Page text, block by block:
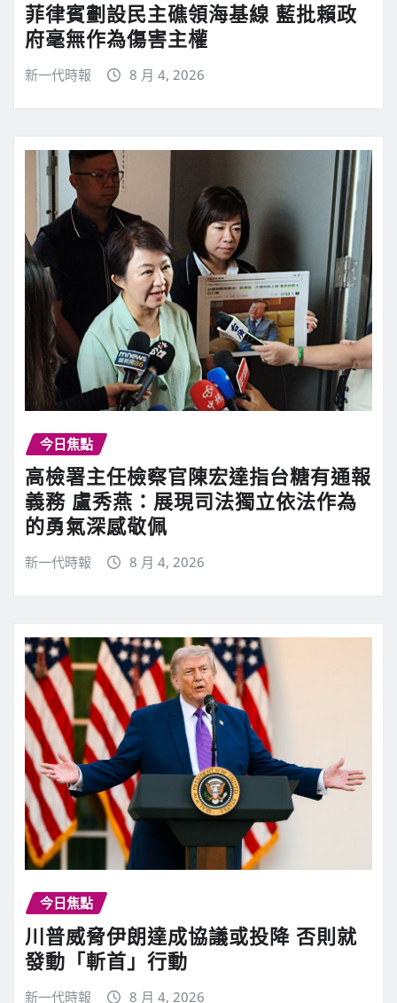
菲律賓劃設民主礁領海基線 藍批賴政
府毫無作為傷害主權
新一代時報 8 月 4, 2026
今日焦點
高檢署主任檢察官陳宏達指台糖有通報
義務 盧秀燕：展現司法獨立依法作為
的勇氣深感敬佩
新一代時報 8 月 4, 2026
今日焦點
川普威脅伊朗達成協議或投降 否則就
發動「斬首」行動
新一代時報 8 月 4, 2026